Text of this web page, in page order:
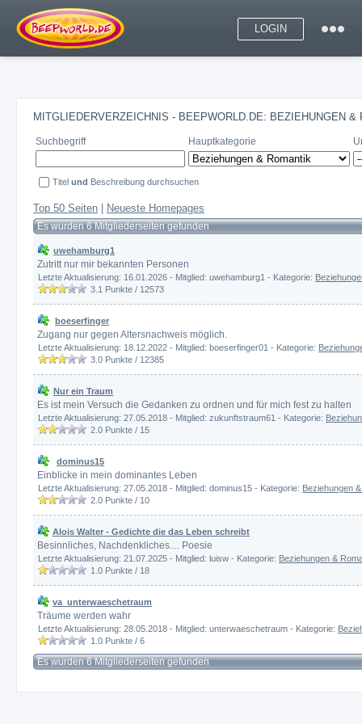
LOGIN
MITGLIEDERVERZEICHNIS - BEEPWORLD.DE: BEZIEHUNGEN &
Suchbegriff Hauptkategorie
Titel und Beschreibung durchsuchen
Top 50 Seiten Neueste Homepages
Es wurden 6 Mitgliederseiten gefunden
uwehamburg1
Zutritt nur mir bekannten Personen
Letzte Aktualisierung: 16.01.2026 - Mitglied: uwehamburg1 - Kategorie:
3.1 Punkte / 12573
boeserfinger
Zugang nur gegen Altersnachweis möglich.
Letzte Aktualisierung: 18.12.2022 - Mitglied: boeserfinger01 - Kategorie:
3.0 Punkte / 12385
Nur ein Traum
Es ist mein Versuch die Gedanken zu ordnen und für mich fest zu halten
Letzte Aktualisierung: 27.05.2018 - Mitglied: zukunftstraum61 - Kategorie:
2.0 Punkte / 15
dominus15
Einblicke in mein dominantes Leben
Letzte Aktualisierung: 27.05.2018 - Mitglied: dominus15 - Kategorie: Beziehungen
2.0 Punkte / 10
Alois Walter - Gedichte die das Leben schreibt
Besinnliches, Nachdenkliches.... Poesie
Letzte Aktualisierung: 21.07.2025 - Mitglied: luisw - Kategorie: Beziehungen &
1.0 Punkte / 18
va_unterwaeschetraum
Träume werden wahr
Letzte Aktualisierung: 28.05.2018 - Mitglied: unterwaeschetraum - Kategorie:
1.0 Punkte / 6
Es wurden 6 Mitgliederseiten gefunden